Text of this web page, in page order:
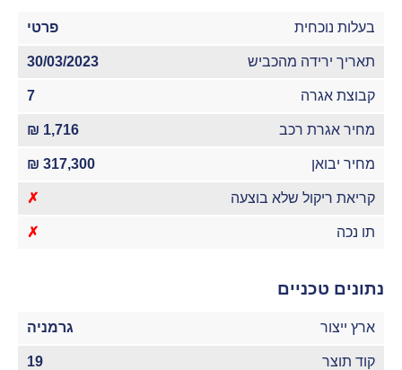
בעלות נוכחית פרטי
תאריך ירידה מהכביש 30/03/2023
קבוצת אגרה 7
מחיר אגרת רכב 1,716 ₪
מחיר יבואן 317,300 ₪
קריאת ריקול שלא בוצעה ✗
תו נכה ✗
נתונים טכניים
ארץ ייצור גרמניה
קוד תוצר 19